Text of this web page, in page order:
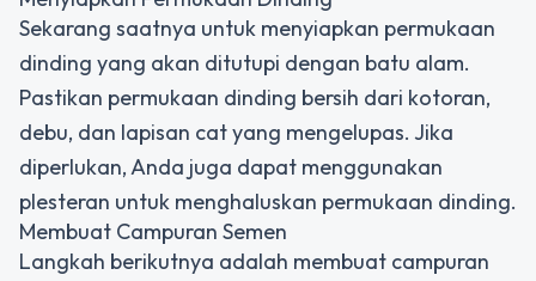
Sekarang saatnya untuk menyiapkan permukaan
dinding yang akan ditutupi dengan batu alam.
Pastikan permukaan dinding bersih dari kotoran,
debu, dan lapisan cat yang mengelupas. Jika
diperlukan, Anda juga dapat menggunakan
plesteran untuk menghaluskan permukaan dinding.
Membuat Campuran Semen
Langkah berikutnya adalah membuat campuran